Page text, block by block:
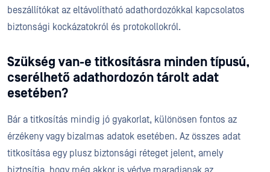
beszállítókat az eltávolítható adathordozókkal kapcsolatos
biztonsági kockázatokról és protokollokról.
Szükség van-e titkosításra minden típusú,
cserélhető adathordozón tárolt adat
esetében?
Bár a titkosítás mindig jó gyakorlat, különösen fontos az
érzékeny vagy bizalmas adatok esetében. Az összes adat
titkosítása egy plusz biztonsági réteget jelent, amely